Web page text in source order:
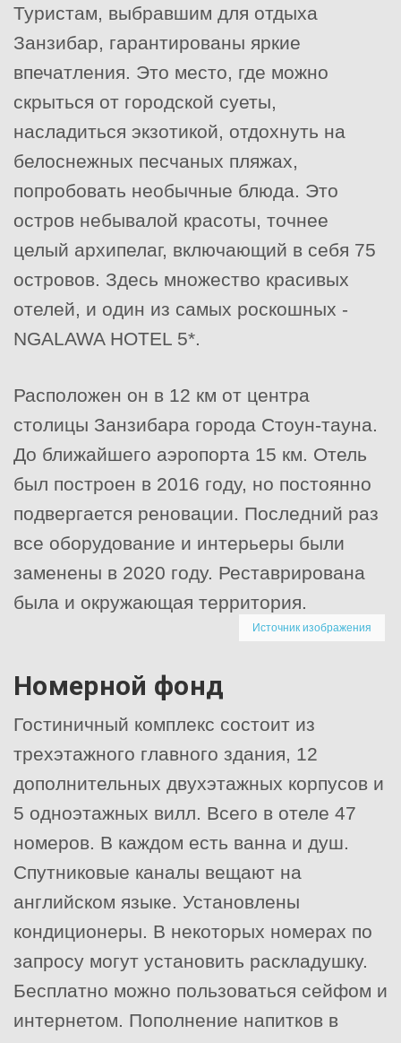
Туристам, выбравшим для отдыха
Занзибар, гарантированы яркие
впечатления. Это место, где можно
скрыться от городской суеты,
насладиться экзотикой, отдохнуть на
белоснежных песчаных пляжах,
попробовать необычные блюда. Это
остров небывалой красоты, точнее
целый архипелаг, включающий в себя 75
островов. Здесь множество красивых
отелей, и один из самых роскошных -
NGALAWA HOTEL 5*.
Расположен он в 12 км от центра
столицы Занзибара города Стоун-тауна.
До ближайшего аэропорта 15 км. Отель
был построен в 2016 году, но постоянно
подвергается реновации. Последний раз
все оборудование и интерьеры были
заменены в 2020 году. Реставрирована
была и окружающая территория.
Источник изображения
Номерной фонд
Гостиничный комплекс состоит из
трехэтажного главного здания, 12
дополнительных двухэтажных корпусов и
5 одноэтажных вилл. Всего в отеле 47
номеров. В каждом есть ванна и душ.
Спутниковые каналы вещают на
английском языке. Установлены
кондиционеры. В некоторых номерах по
запросу могут установить раскладушку.
Бесплатно можно пользоваться сейфом и
интернетом. Пополнение напитков в